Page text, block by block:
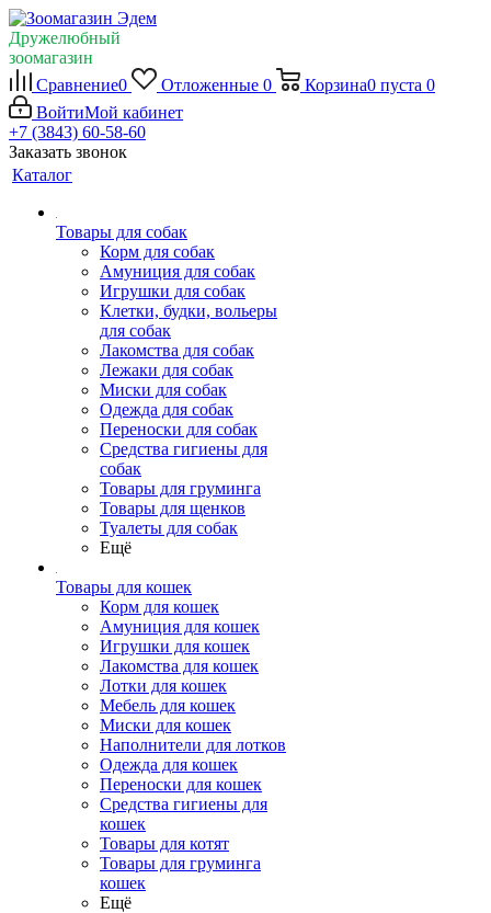
Дружелюбный
зоомагазин
Сравнение0 Отложенные 0 Корзина0 пуста 0
ВойтиМой кабинет
+7 (3843) 60-58-60
Заказать звонок
Каталог
Товары для собак
Корм для собак
Амуниция для собак
Игрушки для собак
Клетки, будки, вольеры
для собак
Лакомства для собак
Лежаки для собак
Миски для собак
Одежда для собак
Переноски для собак
Средства гигиены для
собак
Товары для груминга
Товары для щенков
Туалеты для собак
Ещё
Товары для кошек
Корм для кошек
Амуниция для кошек
Игрушки для кошек
Лакомства для кошек
Лотки для кошек
Мебель для кошек
Миски для кошек
Наполнители для лотков
Одежда для кошек
Переноски для кошек
Средства гигиены для
кошек
Товары для котят
Товары для груминга
кошек
Ещё